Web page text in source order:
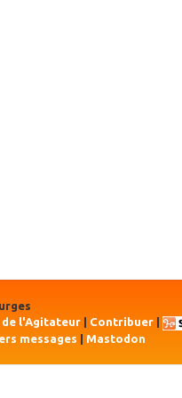
de l'Agitateur Contribuer
messages | Mastodon